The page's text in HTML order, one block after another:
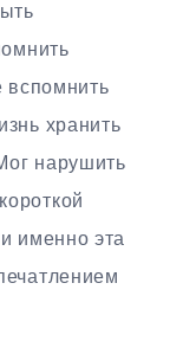
вспомнить
хранить
нарушить
именно эта